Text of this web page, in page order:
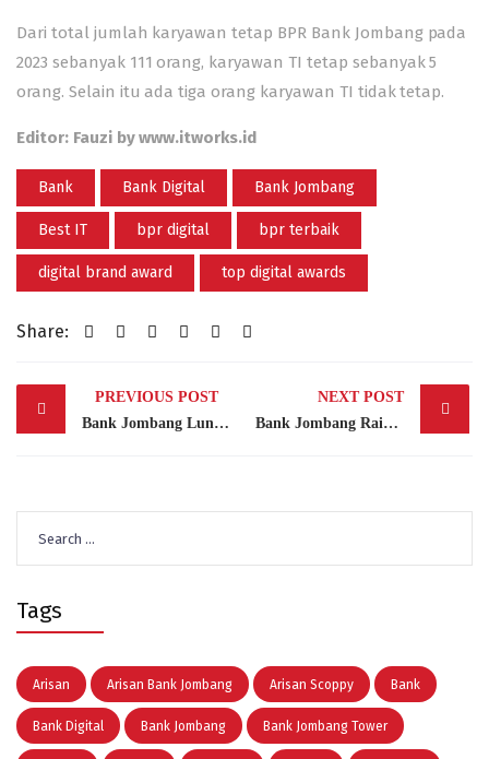
Dari total jumlah karyawan tetap BPR Bank Jombang pada
2023 sebanyak 111 orang, karyawan TI tetap sebanyak 5
orang. Selain itu ada tiga orang karyawan TI tidak tetap.
Editor: Fauzi by www.itworks.id
Bank Bank Digital Bank Jombang
Best IT bpr digital bpr terbaik
digital brand award top digital awards
Share:
Post
navigation
PREVIOUS POST
Bank Jombang Luncurkan Website Info Lelang, Optimalkan Penjualan Aset Jaminan Kredit
NEXT POST
Bank Jombang Raih TOP Digital Awards 2024, Dapatkan 2 Nominasi Penghargaan Majalah ItWorks
for:
Tags
Arisan Arisan Bank Jombang Arisan Scoppy Bank
Bank Digital Bank Jombang Bank Jombang Tower